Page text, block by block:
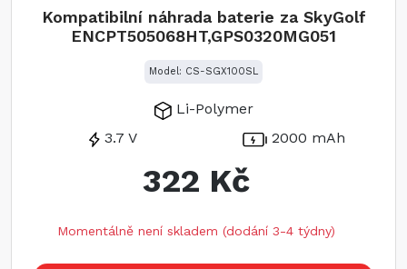
Kompatibilní náhrada baterie za SkyGolf
ENCPT505068HT,GPS0320MG051
Model: CS-SGX100SL
Li-Polymer
3.7 V
2000 mAh
322 Kč
Momentálně není skladem (dodání 3-4 týdny)